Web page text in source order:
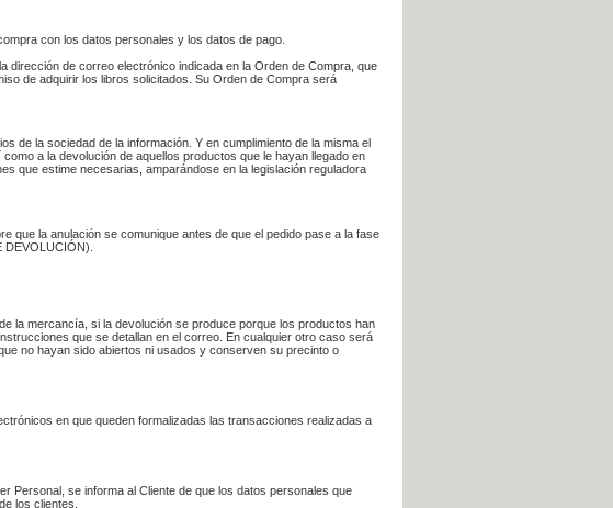
con los datos personales y los datos de pago.
dirección de correo electrónico indicada en la Orden de Compra, que
de adquirir los libros solicitados. Su Orden de Compra será
de la sociedad de la información. Y en cumplimiento de la misma el
a la devolución de aquellos productos que le hayan llegado en
que estime necesarias, amparándose en la legislación reguladora
que la anulación se comunique antes de que el pedido pase a la fase
la mercancía, si la devolución se produce porque los productos han
que se detallan en el correo. En cualquier otro caso será
no hayan sido abiertos ni usados y conserven su precinto o
en que queden formalizadas las transacciones realizadas a
Personal, se informa al Cliente de que los datos personales que
los clientes.